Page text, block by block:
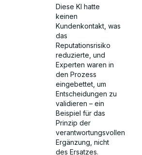
Diese KI hatte
keinen
Kundenkontakt, was
das
Reputationsrisiko
reduzierte, und
Experten waren in
den Prozess
eingebettet, um
Entscheidungen zu
validieren – ein
Beispiel für das
Prinzip der
verantwortungsvollen
Ergänzung, nicht
des Ersatzes.